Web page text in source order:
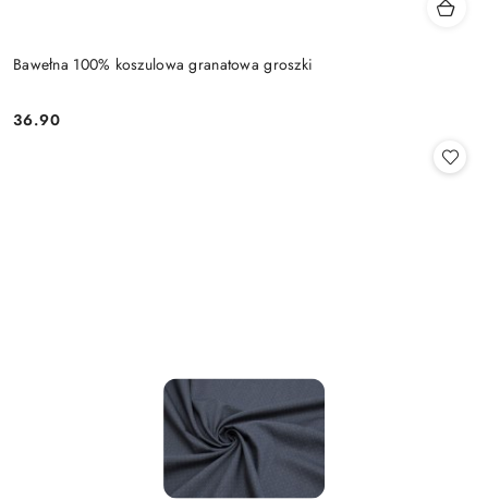
Bawełna 100% koszulowa granatowa groszki
Cena:
36.90